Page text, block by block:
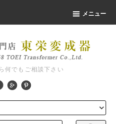
メニュー
何でもご相談下さい